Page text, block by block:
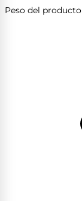
Peso del producto